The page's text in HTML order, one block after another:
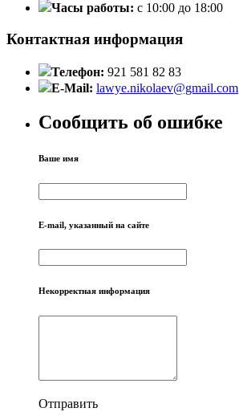
Часы работы: с 10:00 до 18:00
Контактная информация
Телефон: 921 581 82 83
E-Mail: lawye.nikolaev@gmail.com
Сообщить об ошибке
Ваше имя
E-mail, указанный на сайте
Некорректная информация
Отправить